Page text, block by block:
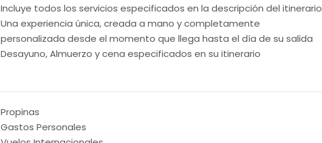
Incluye todos los servicios especificados en la descripción del itinerario
Una experiencia única, creada a mano y completamente
personalizada desde el momento que llega hasta el día de su salida
Desayuno, Almuerzo y cena especificados en su itinerario
Propinas
Gastos Personales